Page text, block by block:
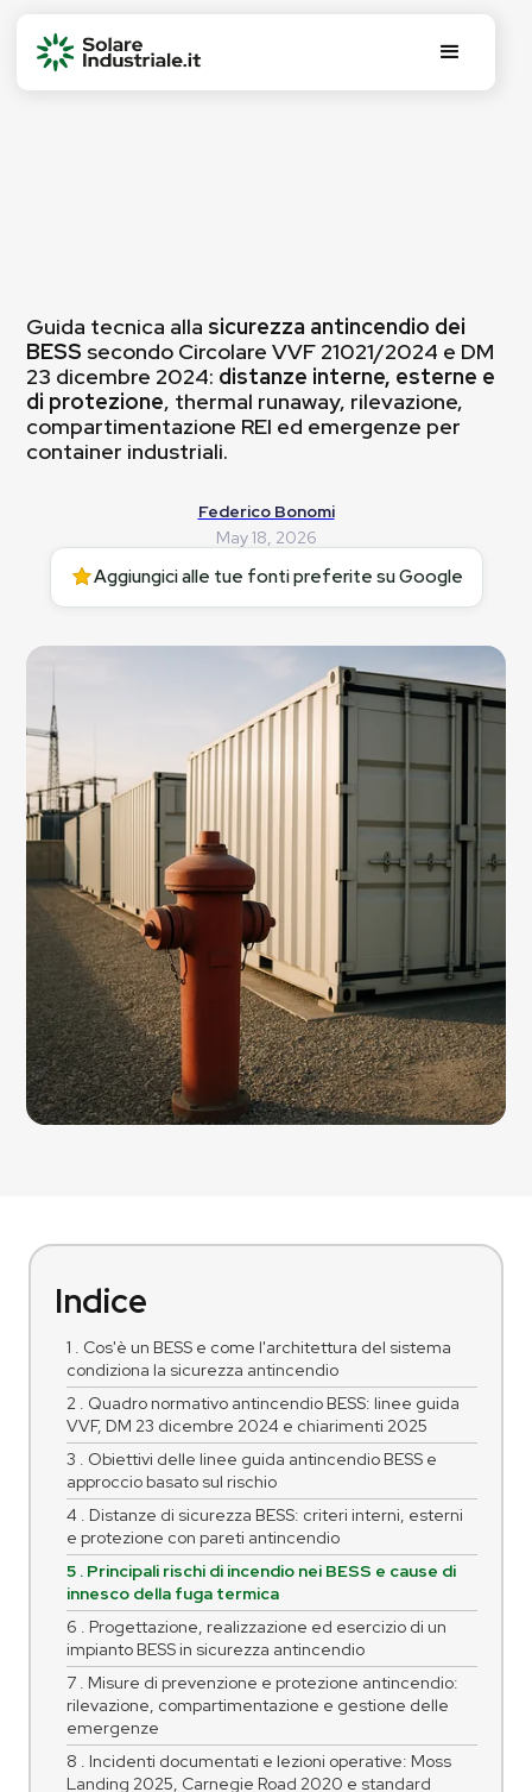
Guida tecnica alla sicurezza antincendio dei
BESS secondo Circolare VVF 21021/2024 e DM
23 dicembre 2024: distanze interne, esterne e
di protezione, thermal runaway, rilevazione,
compartimentazione REI ed emergenze per
container industriali.
Federico Bonomi
May 18, 2026
Aggiungici alle tue fonti preferite su Google
Indice
1 . Cos'è un BESS e come l'architettura del sistema
condiziona la sicurezza antincendio
2 . Quadro normativo antincendio BESS: linee guida
VVF, DM 23 dicembre 2024 e chiarimenti 2025
3 . Obiettivi delle linee guida antincendio BESS e
approccio basato sul rischio
4 . Distanze di sicurezza BESS: criteri interni, esterni
e protezione con pareti antincendio
5 . Principali rischi di incendio nei BESS e cause di
innesco della fuga termica
6 . Progettazione, realizzazione ed esercizio di un
impianto BESS in sicurezza antincendio
7 . Misure di prevenzione e protezione antincendio:
rilevazione, compartimentazione e gestione delle
emergenze
8 . Incidenti documentati e lezioni operative: Moss
Landing 2025, Carnegie Road 2020 e standard